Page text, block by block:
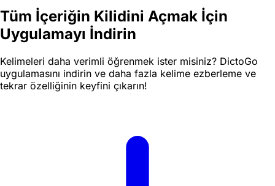
Tüm İçeriğin Kilidini Açmak İçin
Uygulamayı İndirin
Kelimeleri daha verimli öğrenmek ister misiniz? DictoGo
uygulamasını indirin ve daha fazla kelime ezberleme ve
tekrar özelliğinin keyfini çıkarın!